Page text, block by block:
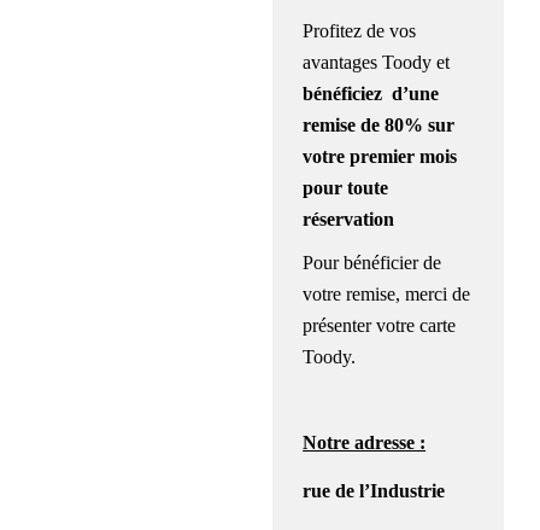
Profitez de vos
avantages Toody et
bénéficiezd’une
remise de 80% sur
votre premier mois
pour toute
réservation
Pour bénéficier de
votre remise, merci de
présenter votre carte
Toody.
Notre adresse :
rue de l’Industrie